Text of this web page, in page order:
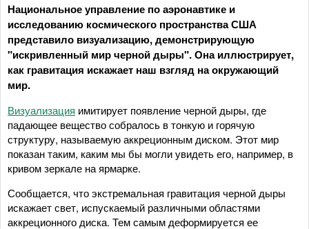
Национальное управление по аэронавтике и
исследованию космического пространства США
представило визуализацию, демонстрирующую
"искривленный мир черной дыры". Она иллюстрирует,
как гравитация искажает наш взгляд на окружающий
мир.
Визуализация имитирует появление черной дыры, где
падающее вещество собралось в тонкую и горячую
структуру, называемую аккреционным диском. Этот мир
показан таким, каким мы бы могли увидеть его, например, в
кривом зеркале на ярмарке.
Сообщается, что экстремальная гравитация черной дыры
искажает свет, испускаемый различными областями
аккреционного диска. Тем самым деформируется ее